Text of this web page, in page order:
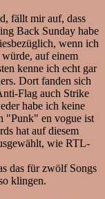
fällt mir auf, dass
Back Sunday habe
wenn ich
auf einem
kenne ich echt gar
Dort fanden sich
Flag auch Strike
habe ich keine
"Punk" en vogue ist
hat auf diesem
wie RTL-
das für zwölf Songs
klingen.